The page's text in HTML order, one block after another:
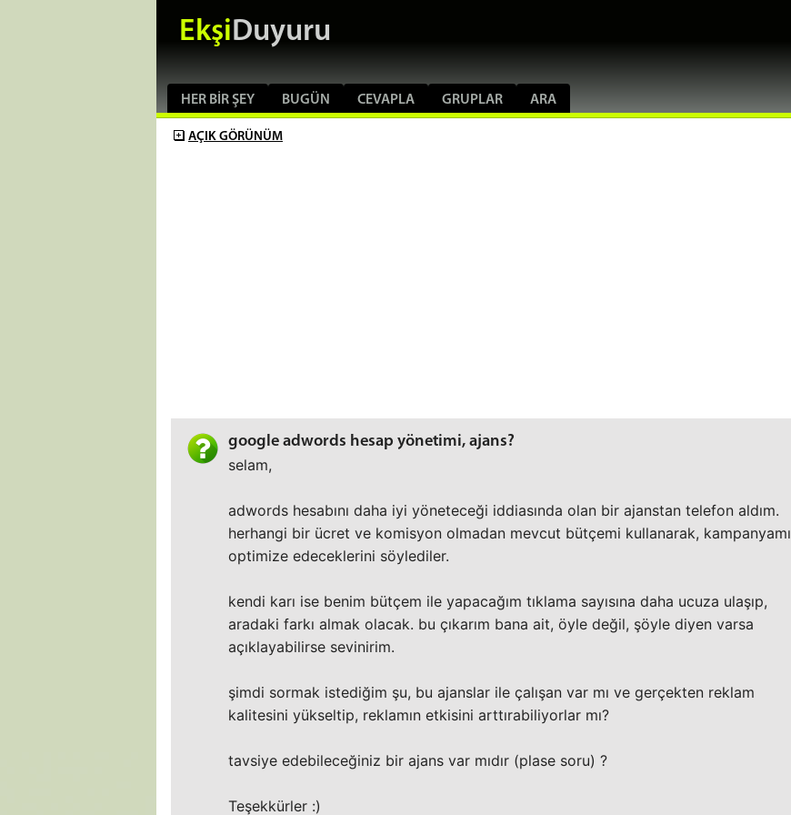
EkşiDuyuru
HER BIR ŞEY BUGÜN CEVAPLA GRUPLAR ARA
AÇIK GÖRÜNÜM
google adwords hesap yönetimi, ajans?
selam,
adwords hesabını daha iyi yöneteceği iddiasında olan bir ajanstan telefon aldım.
herhangi bir ücret ve komisyon olmadan mevcut bütçemi kullanarak, kampanyamı
optimize edeceklerini söylediler.
kendi karı ise benim bütçem ile yapacağım tıklama sayısına daha ucuza ulaşıp,
aradaki farkı almak olacak. bu çıkarım bana ait, öyle değil, şöyle diyen varsa
açıklayabilirse sevinirim.
şimdi sormak istediğim şu, bu ajanslar ile çalışan var mı ve gerçekten reklam
kalitesini yükseltip, reklamın etkisini arttırabiliyorlar mı?
tavsiye edebileceğiniz bir ajans var mıdır (plase soru) ?
Teşekkürler :)